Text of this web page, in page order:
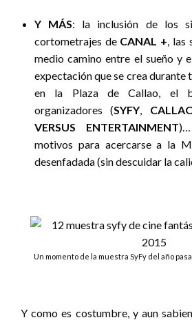
Y MÁS: la inclusión de los
cortometrajes de CANAL +, las
medio camino entre el sueño y
expectación que se crea durante
en la Plaza de Callao, el
organizadores (SYFY,
VERSUS ENTERTAINMENT
motivos para acercarse a la
desenfadada (sin descuidar la
Un momento de la muestra SyFy del año
Y como es costumbre, y aun